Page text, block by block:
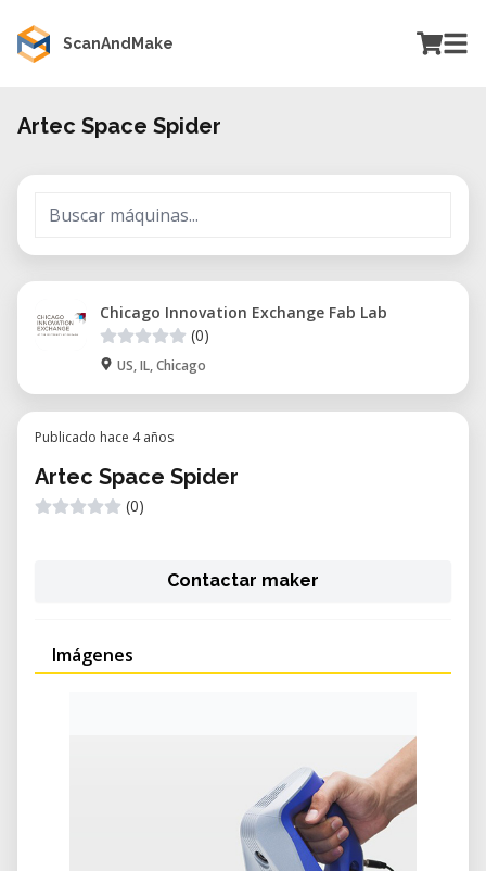
ScanAndMake
Artec Space Spider
Chicago Innovation Exchange Fab Lab
(0)
US, IL, Chicago
Publicado hace 4 años
Artec Space Spider
(0)
Contactar maker
Imágenes